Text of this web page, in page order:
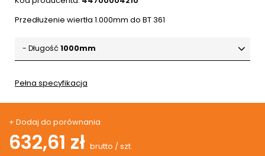
Przedłużenie wiertła 1.000mm do BT 361
- Długość 1000mm
Pełna specyfikacja
+ Dodaj do porównania
632,61 zł brutto /szt.